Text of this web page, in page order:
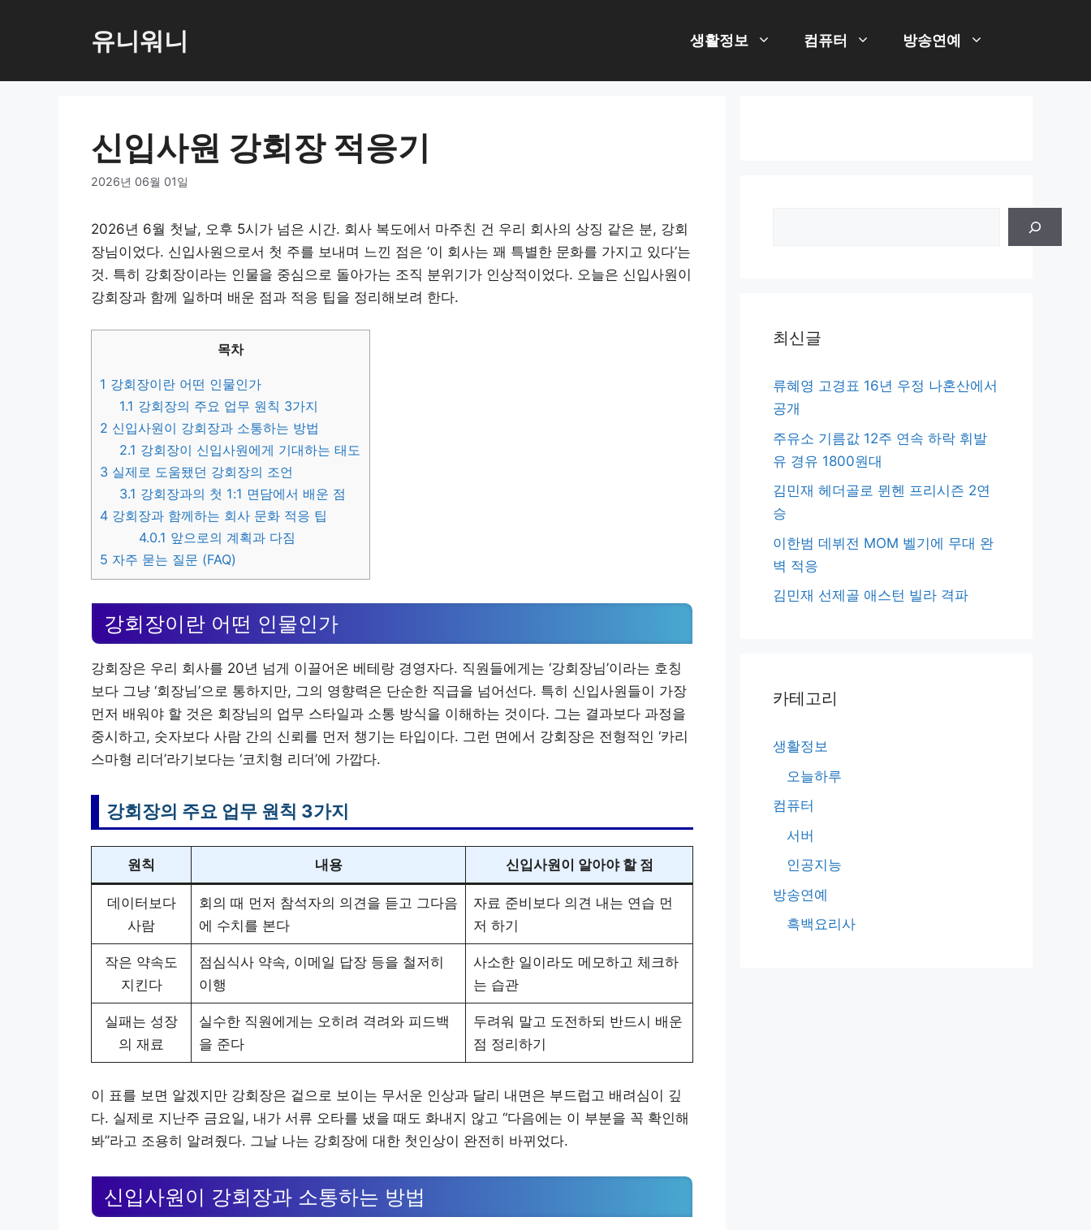
로
유니워니 생활정보 컴퓨터 방송연예
신입사원 강회장 적응기
2026년 06월 01일
2026년 6월 첫날, 오후 5시가 넘은 시간. 회사 복도에서 마주친 건 우리 회사의 상징 같은 분, 강회
장님이었다. 신입사원으로서 첫 주를 보내며 느낀 점은 ‘이 회사는 꽤 특별한 문화를 가지고 있다’는
것. 특히 강회장이라는 인물을 중심으로 돌아가는 조직 분위기가 인상적이었다. 오늘은 신입사원이
강회장과 함께 일하며 배운 점과 적응 팁을 정리해보려 한다.
목차
1 강회장이란 어떤 인물인가
1.1 강회장의 주요 업무 원칙 3가지
2 신입사원이 강회장과 소통하는 방법
2.1 강회장이 신입사원에게 기대하는 태도
3 실제로 도움됐던 강회장의 조언
3.1 강회장과의 첫 1:1 면담에서 배운 점
4 강회장과 함께하는 회사 문화 적응 팁
4.0.1 앞으로의 계획과 다짐
5 자주 묻는 질문 (FAQ)
강회장이란 어떤 인물인가
강회장은 우리 회사를 20년 넘게 이끌어온 베테랑 경영자다. 직원들에게는 ‘강회장님’이라는 호칭
보다 그냥 ‘회장님’으로 통하지만, 그의 영향력은 단순한 직급을 넘어선다. 특히 신입사원들이 가장
먼저 배워야 할 것은 회장님의 업무 스타일과 소통 방식을 이해하는 것이다. 그는 결과보다 과정을
중시하고, 숫자보다 사람 간의 신뢰를 먼저 챙기는 타입이다. 그런 면에서 강회장은 전형적인 ‘카리
스마형 리더’라기보다는 ‘코치형 리더’에 가깝다.
강회장의 주요 업무 원칙 3가지
원칙 내용 신입사원이 알아야 할 점
데이터보다
사람
회의 때 먼저 참석자의 의견을 듣고 그다음
에 수치를 본다
자료 준비보다 의견 내는 연습 먼
저 하기
작은 약속도
지킨다
점심식사 약속, 이메일 답장 등을 철저히
이행
사소한 일이라도 메모하고 체크하
는 습관
실패는 성장
의 재료
실수한 직원에게는 오히려 격려와 피드백
을 준다
두려워 말고 도전하되 반드시 배운
점 정리하기
이 표를 보면 알겠지만 강회장은 겉으로 보이는 무서운 인상과 달리 내면은 부드럽고 배려심이 깊
다. 실제로 지난주 금요일, 내가 서류 오타를 냈을 때도 화내지 않고 “다음에는 이 부분을 꼭 확인해
봐”라고 조용히 알려줬다. 그날 나는 강회장에 대한 첫인상이 완전히 바뀌었다.
신입사원이 강회장과 소통하는 방법
최신글
류혜영 고경표 16년 우정 나혼산에서
공개
주유소 기름값 12주 연속 하락 휘발
유 경유 1800원대
김민재 헤더골로 뮌헨 프리시즌 2연
승
이한범 데뷔전 MOM 벨기에 무대 완
벽 적응
김민재 선제골 애스턴 빌라 격파
카테고리
생활정보
오늘하루
컴퓨터
서버
인공지능
방송연예
흑백요리사